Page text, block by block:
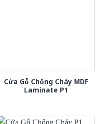
Cửa Gỗ Chống Cháy MDF
Laminate P1